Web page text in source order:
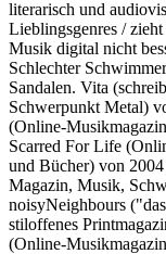
literarisch und
Lieblingsgenres /
Musik digital nicht
Schlechter
Sandalen. Vita
Schwerpunkt Metal)
(Online-
Scarred For Life
und Bücher) von
Magazin, Musik,
noisyNeighbours
stiloffenes
(Online-